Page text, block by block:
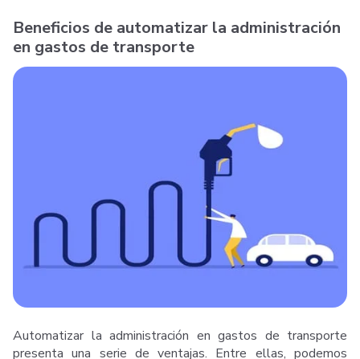
Beneficios de automatizar la administración
en gastos de transporte
Automatizar la administración en gastos de transporte
presenta una serie de ventajas. Entre ellas, podemos